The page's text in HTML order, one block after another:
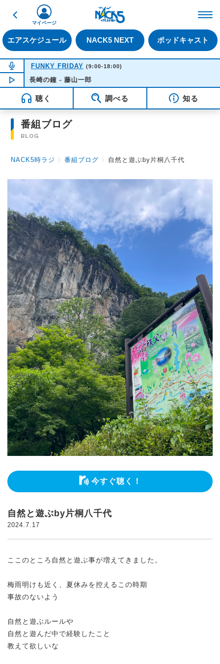
戻る
エアスケジュール NACK5 NEXT ポッドキャスト
マイページ
NOW ON AIR
FUNKY FRIDAY (9:00-18:00)
NOW PLAYING14:21
長崎の鐘 - 藤山一郎
聴く 調べる 知る
番組ブログ
BLOG
NACK5時ラジ 〉番組ブログ 〉 自然と遊ぶby片桐八千代
今すぐ聴く！
自然と遊ぶby片桐八千代
2024.7.17
ここのところ自然と遊ぶ事が増えてきました。
梅雨明けも近く、夏休みを控えるこの時期
事故のないよう
自然と遊ぶルールや
自然と遊んだ中で経験したこと
教えて欲しいな